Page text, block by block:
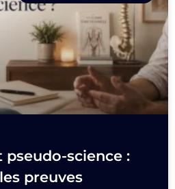
science :
preuves